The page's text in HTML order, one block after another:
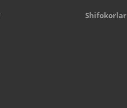
Shifokorlar